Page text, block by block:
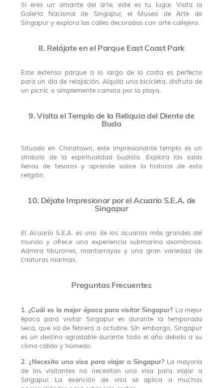
Si eres un amante del arte, este es tu lugar. Visita la
Galería Nacional de Singapur, el Museo de Arte de
Singapur y explora las calles decoradas con arte callejero.
8. Relájate en el Parque East Coast Park
Este extenso parque a lo largo de la costa es perfecto
para un día de relajación. Alquila una bicicleta, disfruta de
un picnic o simplemente camina por la playa.
9. Visita el Templo de la Reliquia del Diente de
Buda
Situado en Chinatown, este impresionante templo es un
símbolo de la espiritualidad budista. Explora las salas
llenas de tesoros y aprende sobre la historia de esta
religión.
10. Déjate Impresionar por el Acuario S.E.A. de
Singapur
El Acuario S.E.A. es uno de los acuarios más grandes del
mundo y ofrece una experiencia submarina asombrosa.
Admira tiburones, mantarrayas y una gran variedad de
criaturas marinas.
Preguntas Frecuentes
1. ¿Cuál es la mejor época para visitar Singapur? La mejor
época para visitar Singapur es durante la temporada
seca, que va de febrero a octubre. Sin embargo, Singapur
es un destino agradable durante todo el año debido a su
clima cálido y húmedo.
2. ¿Necesito una visa para viajar a Singapur? La mayoría
de los visitantes no necesitan una visa para viajar a
Singapur. La exención de visa se aplica a muchas